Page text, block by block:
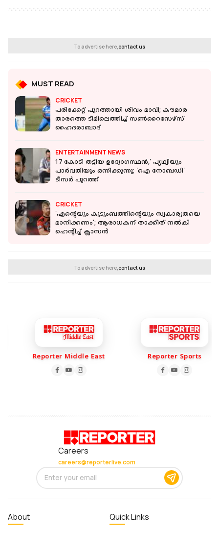
To advertise here,contact us
MUST READ
CRICKET
പരിക്കേറ്റ് പുറത്തായി ശിവം മാവി; കൗമാര
താരത്തെ ടീമിലെത്തിച്ച് സണ്‍റൈസേഴ്‌സ്
ഹൈദരാബാദ്
ENTERTAINMENT NEWS
17 കോടി തട്ടിയ ഉദ്യോഗസ്ഥൻ,' പൃഥ്വിയും
പാർവതിയും ഒന്നിക്കുന്നു; 'ഐ നോബഡി'
ടീസർ പുറത്ത്
CRICKET
'എന്റെയും കുടുംബത്തിന്റെയും സ്വകാര്യതയെ
മാനിക്കണം'; ആരാധകന് താക്കീത് നൽകി
ഹെന്റിച്ച് ക്ലാസന്‍
To advertise here,contact us
Reporter Middle East Reporter Sports
Careers
careers@reporterlive.com
About Quick Links